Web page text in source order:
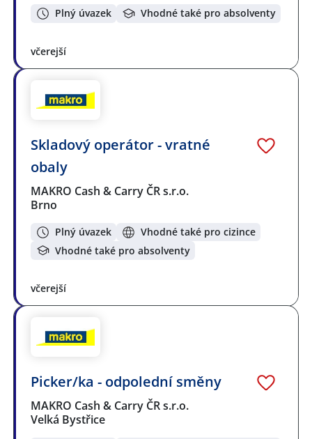
Plný úvazek Vhodné také pro absolventy
včerejší
Skladový operátor - vratné
obaly
MAKRO Cash & Carry ČR s.r.o.
Brno
Plný úvazek
Vhodné také pro cizince
Vhodné také pro absolventy
včerejší
Picker/ka - odpolední směny
MAKRO Cash & Carry ČR s.r.o.
Velká Bystřice